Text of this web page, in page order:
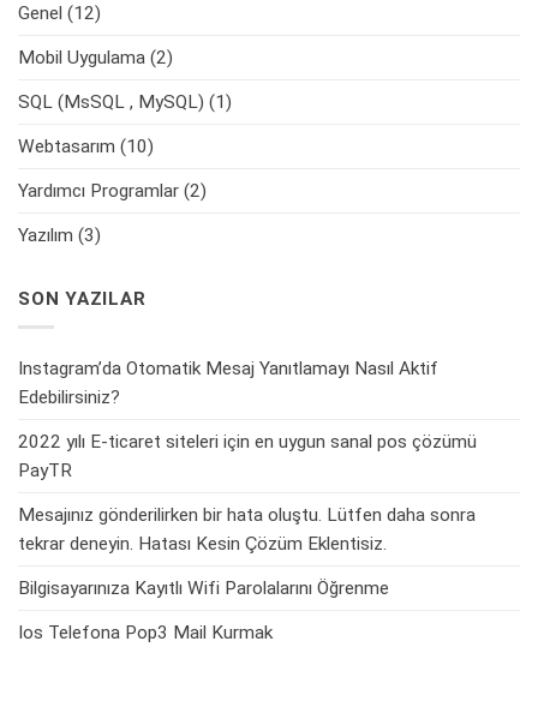
Genel (12)
Mobil Uygulama (2)
SQL (MsSQL , MySQL) (1)
Webtasarım (10)
Yardımcı Programlar (2)
Yazılım (3)
SON YAZILAR
Instagram’da Otomatik Mesaj Yanıtlamayı Nasıl Aktif
Edebilirsiniz?
2022 yılı E-ticaret siteleri için en uygun sanal pos çözümü
PayTR
Mesajınız gönderilirken bir hata oluştu. Lütfen daha sonra
tekrar deneyin. Hatası Kesin Çözüm Eklentisiz.
Bilgisayarınıza Kayıtlı Wifi Parolalarını Öğrenme
Ios Telefona Pop3 Mail Kurmak